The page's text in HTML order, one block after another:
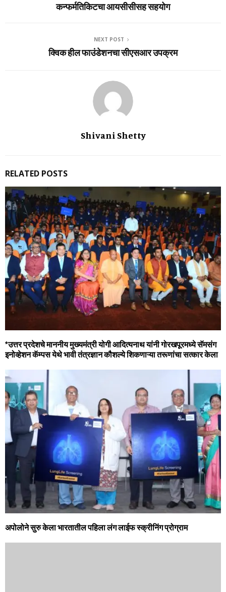
कन्‍फर्मतिकिटचा आयसीसीसह सहयोग
NEXT POST
क्विक हील फाउंडेशनचा सीएसआर उपक्रम
Shivani Shetty
RELATED POSTS
*उत्तर प्रदेशचे माननीय मुख्‍यमंत्री योगी आदित्‍यनाथ यांनी गोरखपूरमध्‍ये सॅमसंग
इनोव्‍हेशन कॅम्‍पस येथे भावी तंत्रज्ञान कौशल्‍ये शिकणाऱ्या तरूणांचा सत्‍कार केला
अपोलोने सुरु केला भारतातील पहिला लंग लाईफ स्क्रीनिंग प्रोग्राम